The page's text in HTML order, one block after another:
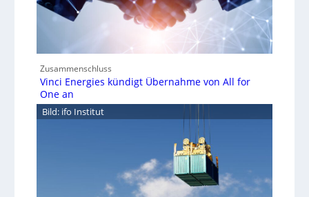
Zusammenschluss
Vinci Energies kündigt Übernahme von All for
One an
Bild: ifo Institut